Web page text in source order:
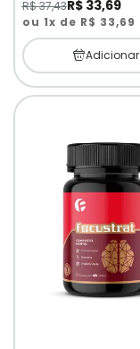
R$ 37,43R$ 33,69
ou 1x de R$ 33,69
Adicionar